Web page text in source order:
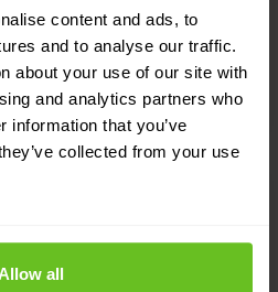
content and ads, to
and to analyse our traffic.
about your use of our site with
and analytics partners who
information that you’ve
collected from your use
all
detectie en response